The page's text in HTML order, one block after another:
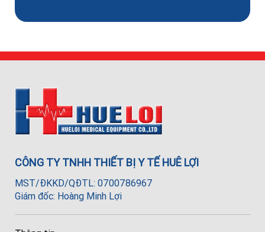
0942.337.117
CHAT VỚI
CHUYÊN VIÊN